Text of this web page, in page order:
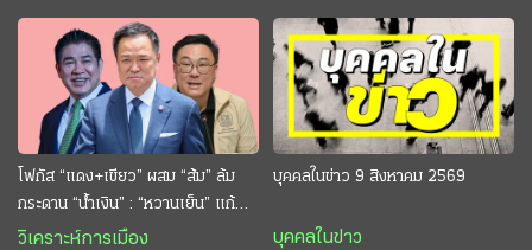
โฟกัส “แดง+เขียว” ผสม “ส้ม” ล้ม
กระดาน “นํ้าเงิน” : “หวานเย็น” แก้
กระหาย “อนุทิน” ดักตีกินสบาย
วิเคราะห์การเมือง
บุคคลในข่าว 9 สิงหาคม 2569
บุคคลในข่าว